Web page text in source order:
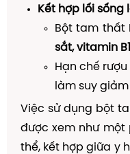
Kết hợp lối sống
Bột tam thất
sắt, vitamin
Hạn chế
làm suy
Việc sử dụng bột
được xem như một
thể, kết hợp giữa y